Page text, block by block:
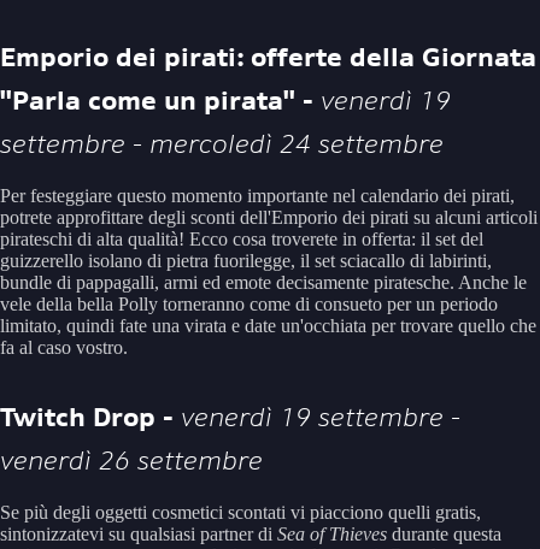
Emporio dei pirati: offerte della Giornata
''Parla come un pirata'' - venerdì 19
settembre - mercoledì 24 settembre
Per festeggiare questo momento importante nel calendario dei pirati,
potrete approfittare degli sconti dell'Emporio dei pirati su alcuni articoli
pirateschi di alta qualità! Ecco cosa troverete in offerta: il set del
guizzerello isolano di pietra fuorilegge, il set sciacallo di labirinti,
bundle di pappagalli, armi ed emote decisamente piratesche. Anche le
vele della bella Polly torneranno come di consueto per un periodo
limitato, quindi fate una virata e date un'occhiata per trovare quello che
fa al caso vostro.
Twitch Drop - venerdì 19 settembre -
venerdì 26 settembre
Se più degli oggetti cosmetici scontati vi piacciono quelli gratis,
sintonizzatevi su qualsiasi partner di Sea of Thieves durante questa